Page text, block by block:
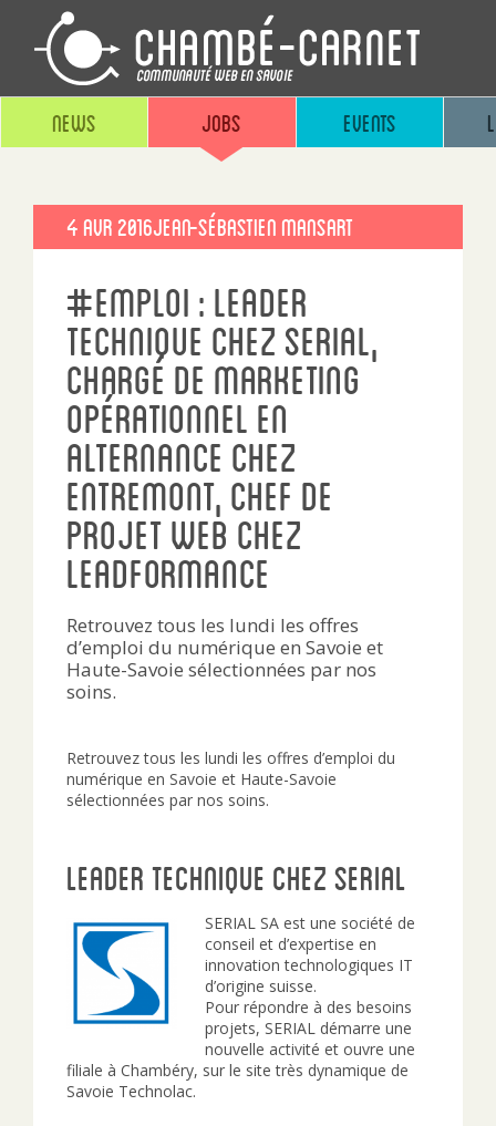
News Jobs Events
Publié
4 Avr 2016Jean-sébastien Mansart
#emploi : Leader
technique chez Serial,
Chargé de marketing
opérationnel en
alternance chez
Entremont, Chef de
Projet Web chez
Leadformance
Retrouvez tous les lundi les offres
d’emploi du numérique en Savoie et
Haute-Savoie sélectionnées par nos
soins.
Retrouvez tous les lundi les offres d’emploi du
numérique en Savoie et Haute-Savoie
sélectionnées par nos soins.
Leader technique chez Serial
SERIAL SA est une société de
conseil et d’expertise en
innovation technologiques IT
d’origine suisse.
Pour répondre à des besoins
projets, SERIAL démarre une
nouvelle activité et ouvre une
filiale à Chambéry, sur le site très dynamique de
Savoie Technolac.